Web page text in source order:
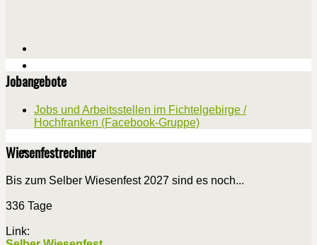
Jobangebote
Jobs und Arbeitsstellen im Fichtelgebirge /
Hochfranken (Facebook-Gruppe)
Wiesenfestrechner
Bis zum Selber Wiesenfest 2027 sind es noch...
336 Tage
Link: